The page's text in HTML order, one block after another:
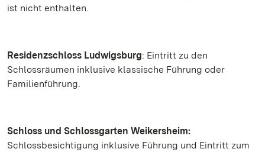
ist nicht enthalten.
Residenzschloss Ludwigsburg: Eintritt zu den
Schlossräumen inklusive klassische Führung oder
Familienführung.
Schloss und Schlossgarten Weikersheim:
Schlossbesichtigung inklusive Führung und Eintritt zum